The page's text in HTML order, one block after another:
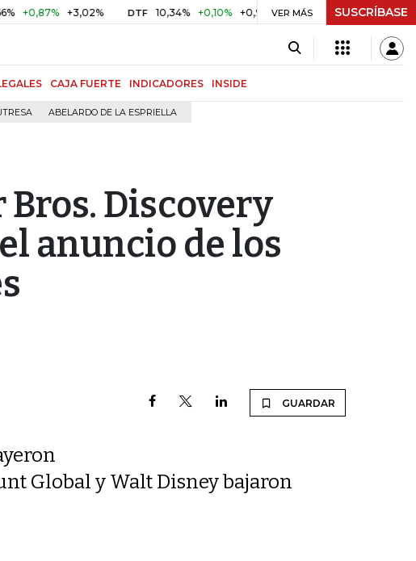
+3,02% DTF 10,34% +0,10% +0,98% UVR $ 416,96 +$ 0,05 +0,01%
VER MÁS SUSCRÍBASE
CAJA FUERTE INDICADORES INSIDE
ABELARDO DE LA ESPRIELLA
Discovery
anuncio de los
GUARDAR
Global y Walt Disney bajaron